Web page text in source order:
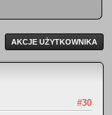
AKCJE UŻYTKOWNIKA
#30